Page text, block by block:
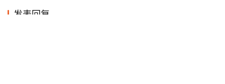
发表回复